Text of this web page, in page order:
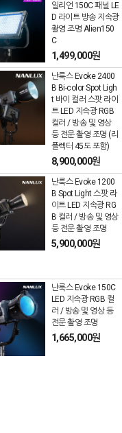
일리언 150C 패널 LE
D 라이트 방송 지속광
촬영 조명 Alien150
C
1,499,000원
난룩스 Evoke 2400
B Bi-color Spot Ligh
t 바이 컬러 스팟 라이
트 LED 지속광 RGB
컬러 / 방송 및 영상
등 전문 촬영 조명 (리
플렉터 45도 포함)
8,900,000원
난룩스 Evoke 1200
B Spot Light 스팟 라
이트 LED 지속광 RG
B 컬러 / 방송 및 영상
등 전문 촬영 조명
5,900,000원
난룩스 Evoke 150C
LED 지속광 RGB 컬
러 / 방송 및 영상 등
전문 촬영 조명
1,665,000원